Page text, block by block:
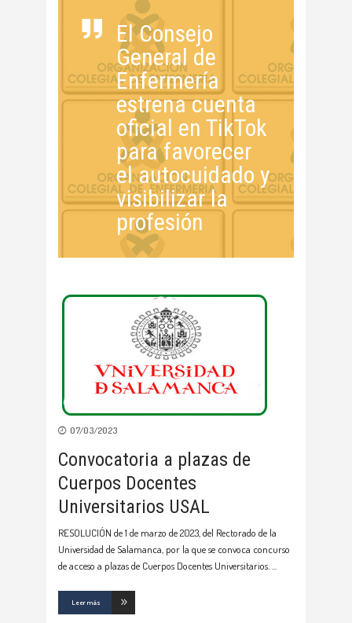
El Consejo
General de
Enfermería
estrena cuenta
oficial en TikTok
para favorecer
el autocuidado y
visibilizar la
profesión
07/03/2023
Convocatoria a plazas de
Cuerpos Docentes
Universitarios USAL
RESOLUCIÓN de 1 de marzo de 2023, del Rectorado de la
Universidad de Salamanca, por la que se convoca concurso
de acceso a plazas de Cuerpos Docentes Universitarios.
Leer más